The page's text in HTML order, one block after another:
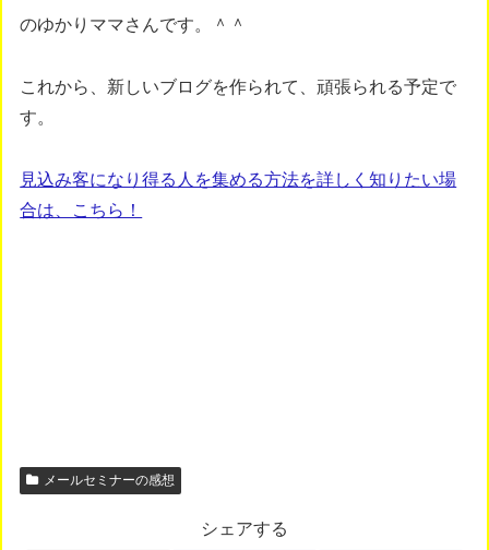
のゆかりママさんです。＾＾
これから、新しいブログを作られて、頑張られる予定で
す。
見込み客になり得る人を集める方法を詳しく知りたい場
合は、こちら！
メールセミナーの感想
シェアする